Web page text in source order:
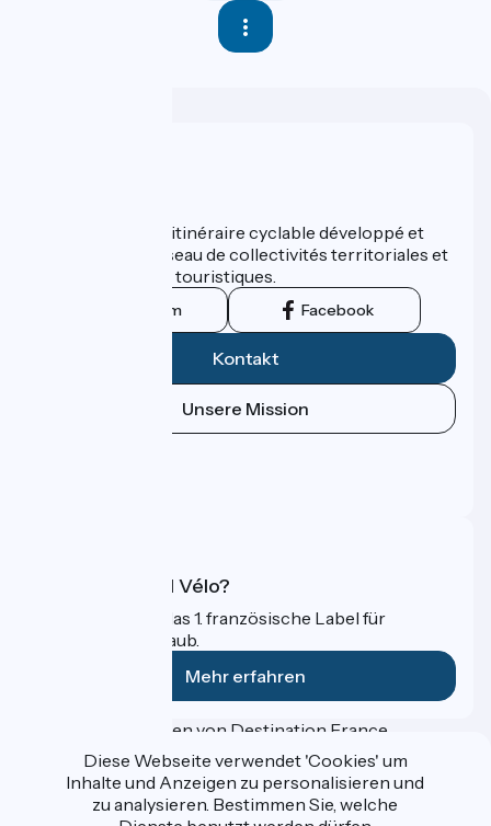
ViaRhôna est un itinéraire cyclable développé et
promu par un réseau de collectivités territoriales et
leurs institutions touristiques.
Instagram Facebook
Kontakt
Unsere Mission
Was ist Accueil Vélo?
Accueil Vélo ist das 1. französische Label für
Radfahrer im Urlaub.
Mehr erfahren
Gefördert im Rahmen von Destination France
Diese Webseite verwendet 'Cookies' um
Inhalte und Anzeigen zu personalisieren und
zu analysieren. Bestimmen Sie, welche